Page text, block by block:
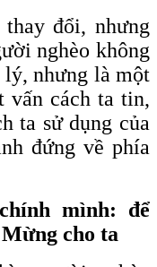
đổi, nhưng
nghèo không
lý, nhưng là một
cách ta tin,
ta sử dụng của
đứng về phía
mình: để
cho ta